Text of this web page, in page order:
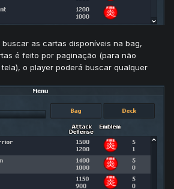
buscar as cartas disponíveis na bag,
é feito por paginação (para não
o player poderá buscar qualquer